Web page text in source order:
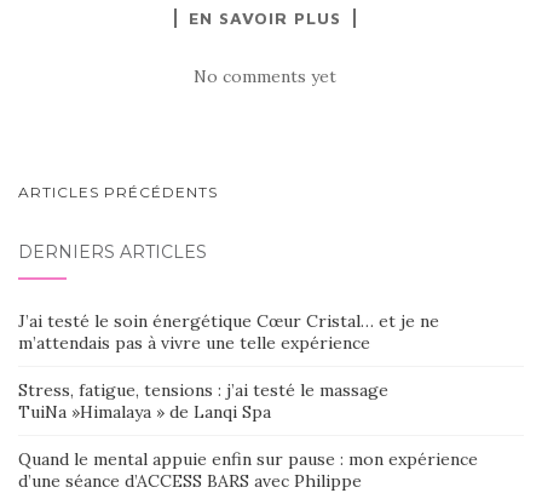
EN SAVOIR PLUS
No comments yet
NAVIGATION
SEIN
DES
ARTICLES
ARTICLES PRÉCÉDENTS
DERNIERS ARTICLES
J’ai testé le soin énergétique Cœur Cristal… et je ne
m’attendais pas à vivre une telle expérience
Stress, fatigue, tensions : j’ai testé le massage
TuiNa »Himalaya » de Lanqi Spa
Quand le mental appuie enfin sur pause : mon expérience
d’une séance d’ACCESS BARS avec Philippe